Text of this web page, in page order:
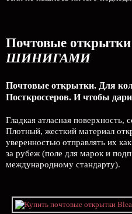
Почтовые
ШИНИГАМИ
Почтовые открытки. Для
Посткроссеров. И чтобы
Гладкая атласная поверхность,
Плотный, жесткий материал
уверенностью отправлять их
за рубеж (поле для марок и
международному стандарту).